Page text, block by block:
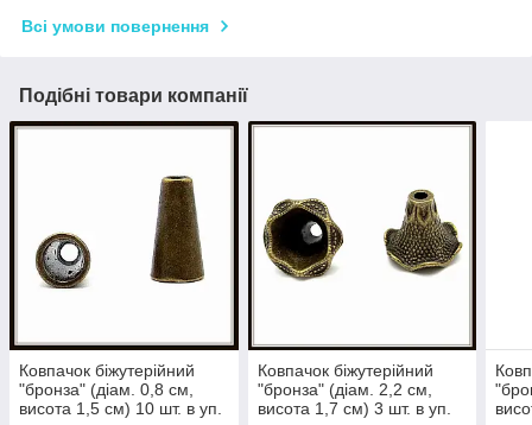
Всі умови повернення
Подібні товари компанії
Ковпачок біжутерійний
"бронза" (діам. 0,8 см,
висота 1,5 см) 10 шт. в уп.
Ковпачок біжутерійний
"бронза" (діам. 2,2 см,
висота 1,7 см) 3 шт. в уп.